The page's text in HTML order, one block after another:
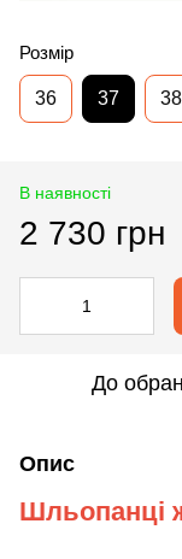
Розмір
36 37 38
В наявності
2 730 грн
До
Опис
Шльопанці